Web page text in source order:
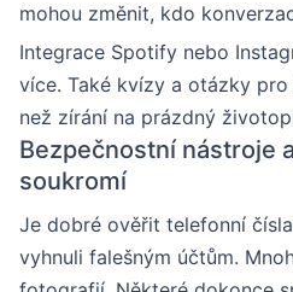
mohou změnit, kdo
Integrace Spotify nebo
více. Také kvízy a otázky
než zírání na prázdný
Bezpečnostní nástroje
soukromí
Je dobré ověřit telefonní
vyhnuli falešným účtům.